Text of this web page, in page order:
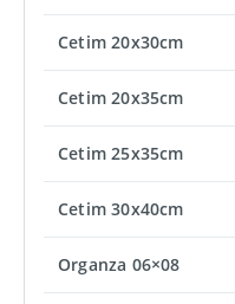
Cetim 20x30cm
Cetim 20x35cm
Cetim 25x35cm
Cetim 30x40cm
Organza 06×08